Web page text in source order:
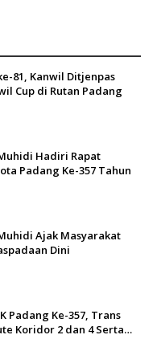
81, Kanwil Ditjenpas
Cup di Rutan Padang
Hadiri Rapat
Padang Ke-357 Tahun
Ajak Masyarakat
Dini
Padang Ke-357, Trans
Koridor 2 dan 4 Serta